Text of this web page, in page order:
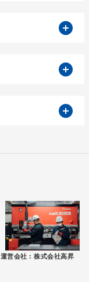
運営会社 : 株式会社高昇